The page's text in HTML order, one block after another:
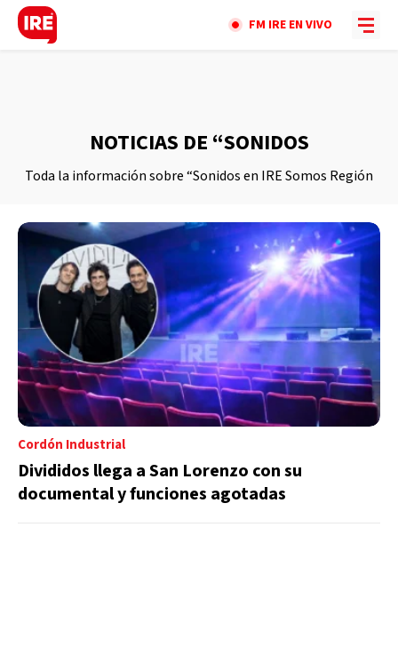
FM IRE EN VIVO
NOTICIAS DE “SONIDOS
Toda la información sobre “Sonidos en IRE Somos Región
Cordón Industrial
Divididos llega a San Lorenzo con su
documental y funciones agotadas